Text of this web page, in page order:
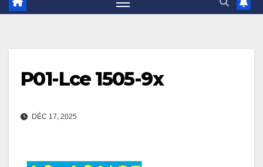
P01-Lce 1505-9x
DÉC 17, 2025